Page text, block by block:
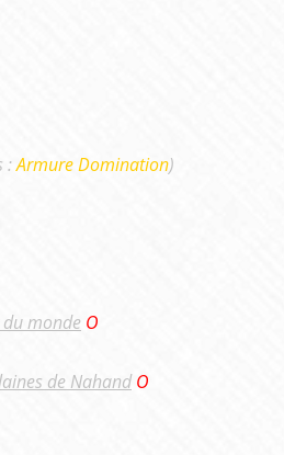
:Armure Domination)
monde O
de Nahand O